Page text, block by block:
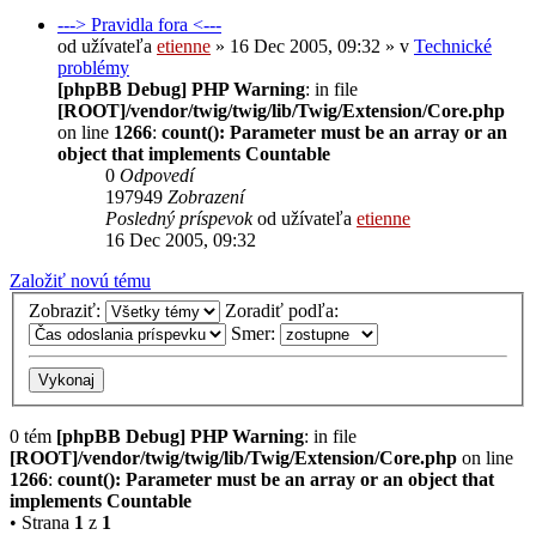
---> Pravidla fora <---
od užívateľa etienne » 16 Dec 2005, 09:32 » v Technické
problémy
[phpBB Debug] PHP Warning: in file
[ROOT]/vendor/twig/twig/lib/Twig/Extension/Core.php
on line 1266: count(): Parameter must be an array or an
object that implements Countable
0 Odpovedí
197949 Zobrazení
Posledný príspevokod užívateľa etienne
16 Dec 2005, 09:32
Založiť novú tému
Zobraziť:
Zoradiť podľa:
Smer:
0 tém [phpBB Debug] PHP Warning: in file
[ROOT]/vendor/twig/twig/lib/Twig/Extension/Core.php on line
1266: count(): Parameter must be an array or an object that
implements Countable
• Strana 1 z 1